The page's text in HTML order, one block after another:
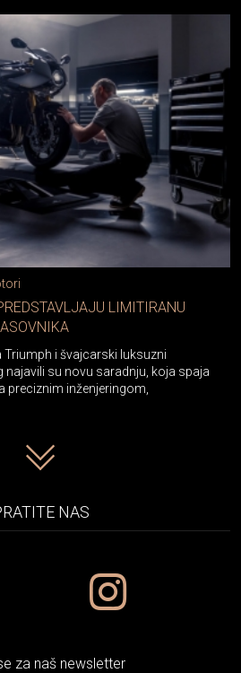
LIMITIRANU
i švajcarski luksuzni
najavili su novu saradnju, koja spaja
preciznim inženjeringom,
NAS
za naš newsletter